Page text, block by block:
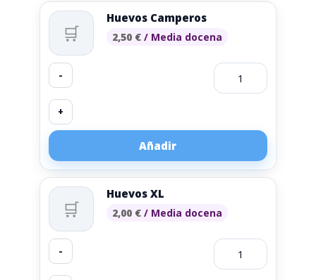
🛒
Huevos Camperos
2,50 € / Media docena
-
+
Añadir
🛒
Huevos XL
2,00 € / Media docena
-